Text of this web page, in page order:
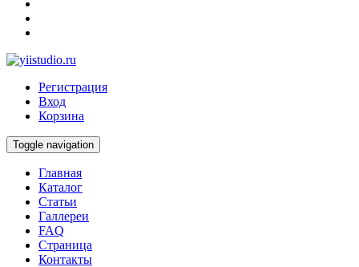
Регистрация
Вход
Корзина
Toggle navigation
Главная
Каталог
Статьи
Галлереи
FAQ
Страница
Контакты